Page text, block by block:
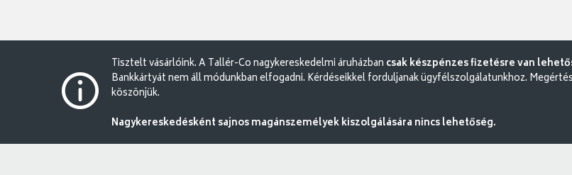
Tisztelt vásárlóink. A Tallér-Co nagykereskedelmi áruházban csak készpénzes fizetésre van
Bankkártyát nem áll módunkban elfogadni. Kérdéseikkel forduljanak ügyfélszolgálatunkhoz.
köszönjük.
Nagykereskedésként sajnos magánszemélyek kiszolgálására nincs lehetőség.